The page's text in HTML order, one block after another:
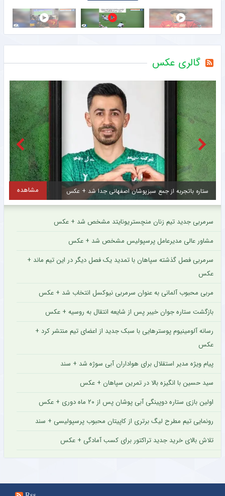
گالری عکس
ستاره باتجربه از جمع سبزپوشان اصفهانی جدا شد + عکس مشاهده
سرمربی جدید تیم زنان منچستریونایتد مشخص شد + عکس
مشاور عالی مدیرعامل پرسپولیس مشخص شد + عکس
سرمربی فصل گذشته سپاهان با تمدید یک فصل دیگر در این تیم ماند +
عکس
مربی محبوب آلمانی به عنوان سرمربی نیوکسل انتخاب شد + عکس
بازگشت ستاره جوان خیبر پس از شایعه انتقال به روسیه + عکس
رسانه آلومینیوم پوسترهایی با سبک جدید از اعضای تیم منتشر کرد +
عکس
پیام ویژه مدیر استقلال برای هواداران آبی سوژه شد + سند
سید حسین با انگیزه بالا در تمرین سپاهان + عکس
اولین بازی ستاره دوپینگی آبی پوشان پس از ۲۰ ماه دوری + عکس
رونمایی تیم مطرح لیگ برتری از کاپیتان محبوب پرسپولیسی + سند
تلاش بالای خرید جدید تراکتور برای کسب آمادگی + عکس